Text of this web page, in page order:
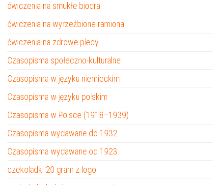
ćwiczenia na smukłe biodra
ćwiczenia na wyrzeźbione ramiona
ćwiczenia na zdrowe plecy
Czasopisma społeczno-kulturalne
Czasopisma w języku niemieckim
Czasopisma w języku polskim
Czasopisma w Polsce (1918–1939)
Czasopisma wydawane do 1932
Czasopisma wydawane od 1923
czekoladki 20 gram z logo